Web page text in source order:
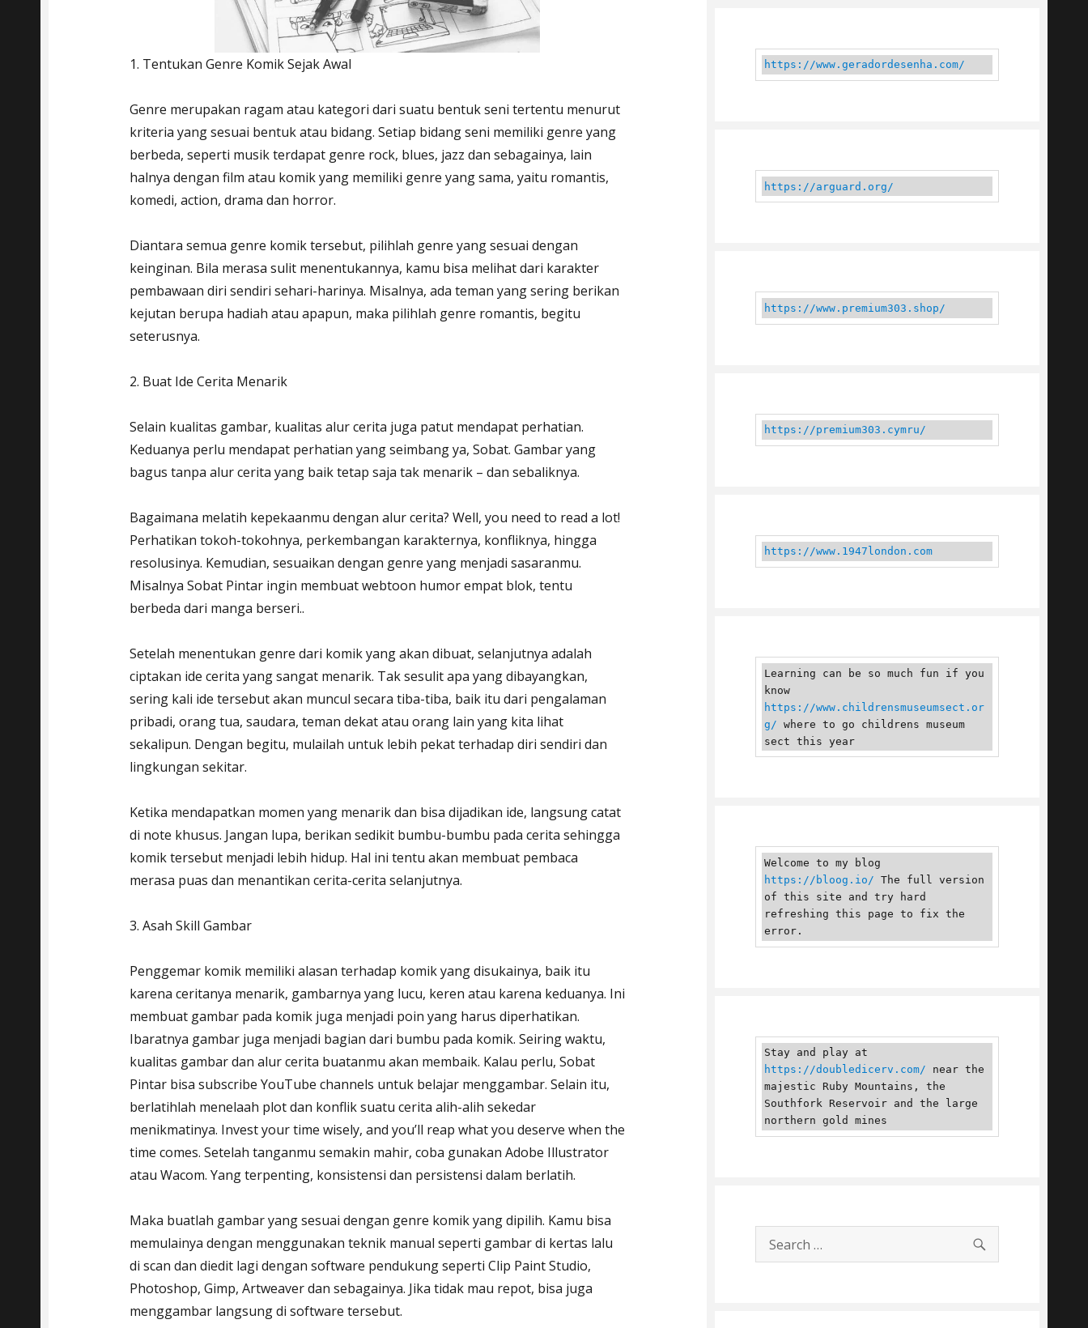
1. Tentukan Genre Komik Sejak Awal
Genre merupakan ragam atau kategori dari suatu bentuk seni tertentu menurut
kriteria yang sesuai bentuk atau bidang. Setiap bidang seni memiliki genre yang
berbeda, seperti musik terdapat genre rock, blues, jazz dan sebagainya, lain
halnya dengan film atau komik yang memiliki genre yang sama, yaitu romantis,
komedi, action, drama dan horror.
Diantara semua genre komik tersebut, pilihlah genre yang sesuai dengan
keinginan. Bila merasa sulit menentukannya, kamu bisa melihat dari karakter
pembawaan diri sendiri sehari-harinya. Misalnya, ada teman yang sering berikan
kejutan berupa hadiah atau apapun, maka pilihlah genre romantis, begitu
seterusnya.
2. Buat Ide Cerita Menarik
Selain kualitas gambar, kualitas alur cerita juga patut mendapat perhatian.
Keduanya perlu mendapat perhatian yang seimbang ya, Sobat. Gambar yang
bagus tanpa alur cerita yang baik tetap saja tak menarik – dan sebaliknya.
Bagaimana melatih kepekaanmu dengan alur cerita? Well, you need to read a lot!
Perhatikan tokoh-tokohnya, perkembangan karakternya, konfliknya, hingga
resolusinya. Kemudian, sesuaikan dengan genre yang menjadi sasaranmu.
Misalnya Sobat Pintar ingin membuat webtoon humor empat blok, tentu
berbeda dari manga berseri..
Setelah menentukan genre dari komik yang akan dibuat, selanjutnya adalah
ciptakan ide cerita yang sangat menarik. Tak sesulit apa yang dibayangkan,
sering kali ide tersebut akan muncul secara tiba-tiba, baik itu dari pengalaman
pribadi, orang tua, saudara, teman dekat atau orang lain yang kita lihat
sekalipun. Dengan begitu, mulailah untuk lebih pekat terhadap diri sendiri dan
lingkungan sekitar.
Ketika mendapatkan momen yang menarik dan bisa dijadikan ide, langsung catat
di note khusus. Jangan lupa, berikan sedikit bumbu-bumbu pada cerita sehingga
komik tersebut menjadi lebih hidup. Hal ini tentu akan membuat pembaca
merasa puas dan menantikan cerita-cerita selanjutnya.
3. Asah Skill Gambar
Penggemar komik memiliki alasan terhadap komik yang disukainya, baik itu
karena ceritanya menarik, gambarnya yang lucu, keren atau karena keduanya. Ini
membuat gambar pada komik juga menjadi poin yang harus diperhatikan.
Ibaratnya gambar juga menjadi bagian dari bumbu pada komik. Seiring waktu,
kualitas gambar dan alur cerita buatanmu akan membaik. Kalau perlu, Sobat
Pintar bisa subscribe YouTube channels untuk belajar menggambar. Selain itu,
berlatihlah menelaah plot dan konflik suatu cerita alih-alih sekedar
menikmatinya. Invest your time wisely, and you’ll reap what you deserve when the
time comes. Setelah tanganmu semakin mahir, coba gunakan Adobe Illustrator
atau Wacom. Yang terpenting, konsistensi dan persistensi dalam berlatih.
Maka buatlah gambar yang sesuai dengan genre komik yang dipilih. Kamu bisa
memulainya dengan menggunakan teknik manual seperti gambar di kertas lalu
di scan dan diedit lagi dengan software pendukung seperti Clip Paint Studio,
Photoshop, Gimp, Artweaver dan sebagainya. Jika tidak mau repot, bisa juga
menggambar langsung di software tersebut.
https://www.geradordesenha.com/
https://arguard.org/
https://www.premium303.shop/
https://premium303.cymru/
https://www.1947london.com
Learning can be so much fun if you
know
https://www.childrensmuseumsect.or
g/ where to go childrens museum
sect this year
https://bloog.io/ The full version
of this site and try hard
refreshing this page to fix the
error.
https://doubledicerv.com/ near the
majestic Ruby Mountains, the
Southfork Reservoir and the large
northern gold mines
Search
for:
SEARCH